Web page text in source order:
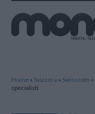
Home » Svizzera » Swisscom »
specialisti